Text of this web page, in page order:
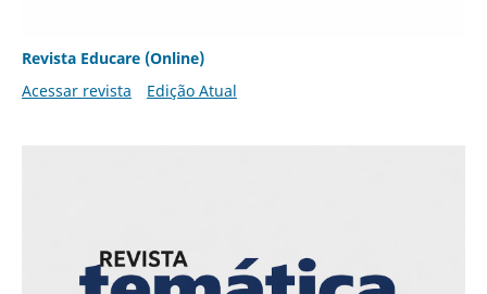
Revista Educare (Online)
Acessar revista
Edição Atual